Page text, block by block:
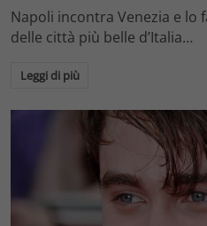
Napoli incontra Venezia e lo
delle città più belle d’Italia…
Leggi di più